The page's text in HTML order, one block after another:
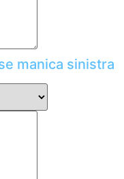
manica sinistra